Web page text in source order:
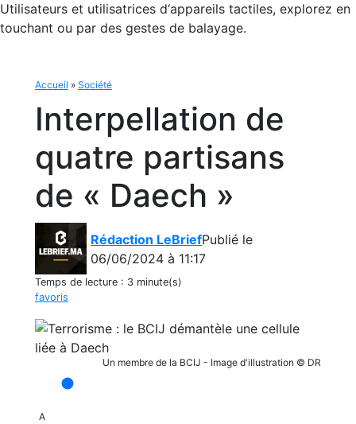
Utilisateurs et utilisatrices d‘appareils tactiles, explorez en
touchant ou par des gestes de balayage.
Accueil » Société
Interpellation de
quatre partisans
de « Daech »
Rédaction LeBriefPublié le
06/06/2024 à 11:17
Temps de lecture : 3 minute(s)
favoris
Un membre de la BCIJ - Image d'illustration © DR
A